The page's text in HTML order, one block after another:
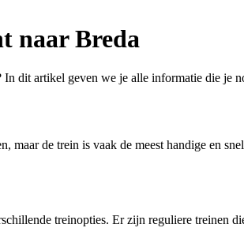
naar Breda
dit artikel geven we je alle informatie die je
maar de trein is vaak de meest handige en
treinopties. Er zijn reguliere treinen